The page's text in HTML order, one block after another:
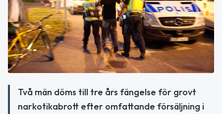
Två män döms till tre års fängelse för grovt
narkotikabrott efter omfattande försäljning i